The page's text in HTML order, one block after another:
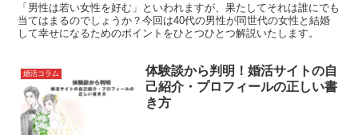
「男性は若い女性を好む」といわれますが、果たしてそれは誰にでも
当てはまるのでしょうか？今回は40代の男性が同世代の女性と結婚
して幸せになるためのポイントをひとつひとつ解説いたします。
婚活コラム
体験談から判明！婚活サイトの自
己紹介・プロフィールの正しい書
き方